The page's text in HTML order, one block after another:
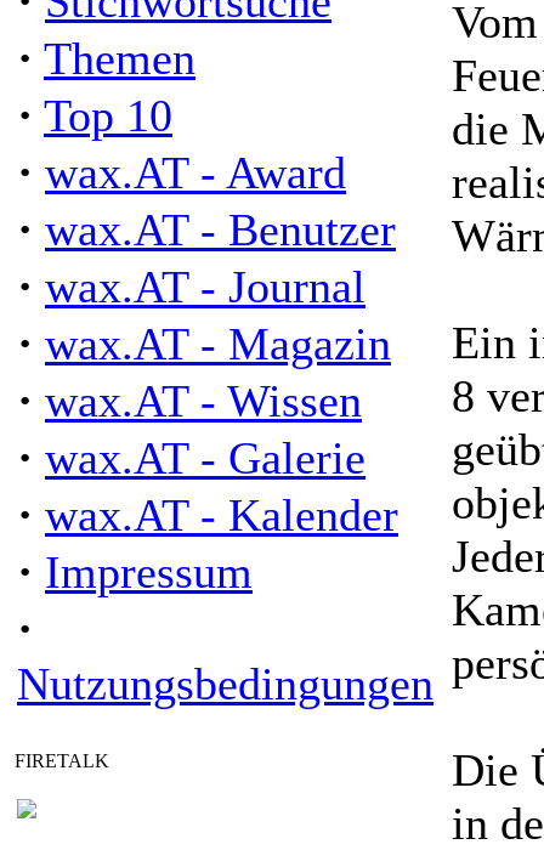
· Themen
· Top 10
· wax.AT - Award
· wax.AT - Benutzer
· wax.AT - Journal
· wax.AT - Magazin
· wax.AT - Wissen
· wax.AT - Galerie
· wax.AT - Kalender
· Impressum
·
Nutzungsbedingungen
FIRETALK
die
Ein
8
Die
in